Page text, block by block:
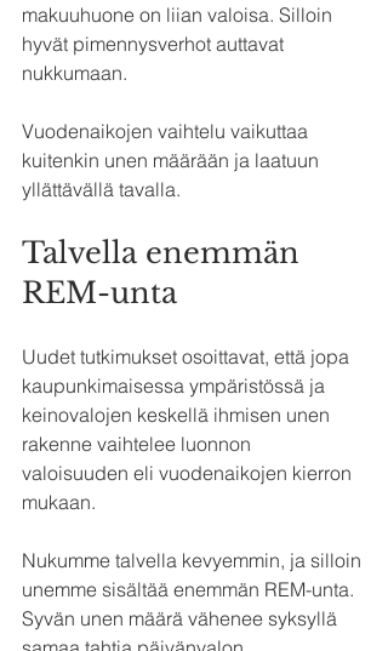
makuuhuone on liian valoisa. Silloin
hyvät pimennysverhot auttavat
nukkumaan.
Vuodenaikojen vaihtelu vaikuttaa
kuitenkin unen määrään ja laatuun
yllättävällä tavalla.
Talvella enemmän
REM-unta
Uudet tutkimukset osoittavat, että jopa
kaupunkimaisessa ympäristössä ja
keinovalojen keskellä ihmisen unen
rakenne vaihtelee luonnon
valoisuuden eli vuodenaikojen kierron
mukaan.
Nukumme talvella kevyemmin, ja silloin
unemme sisältää enemmän REM-unta.
Syvän unen määrä vähenee syksyllä